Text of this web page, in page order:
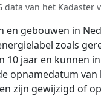
data van het Kadaster
en gebouwen in
zoals
jaar en kunnen
opnamedatum
zijn gewijzigd of